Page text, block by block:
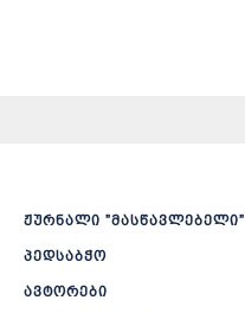
ჟურნალი ”მასწავლებელი”
პედსაბჭო
ავტორები